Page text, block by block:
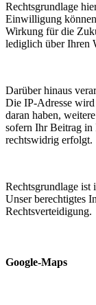
Rechtsgrundlage
Einwilligung
Wirkung für die
lediglich über Ihren
Darüber hinaus
Die IP-Adresse
daran haben,
sofern Ihr Beitrag in
rechtswidrig erfolgt.
Rechtsgrundlage
Unser berechtigtes
Rechtsverteidigung.
Google-Maps